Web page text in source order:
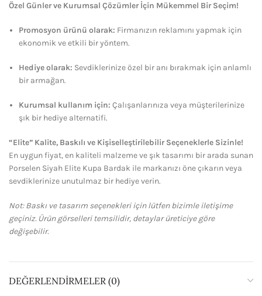
Özel Günler ve Kurumsal Çözümler İçin Mükemmel Bir Seçim!
Promosyon ürünü olarak: Firmanızın reklamını yapmak için
ekonomik ve etkili bir yöntem.
Hediye olarak: Sevdiklerinize özel bir anı bırakmak için anlamlı
bir armağan.
Kurumsal kullanım için: Çalışanlarınıza veya müşterilerinize
şık bir hediye alternatifi.
“Elite” Kalite, Baskılı ve Kişiselleştirilebilir Seçeneklerle Sizinle!
En uygun fiyat, en kaliteli malzeme ve şık tasarımı bir arada sunan
Porselen Siyah Elite Kupa Bardak ile markanızı öne çıkarın veya
sevdiklerinize unutulmaz bir hediye verin.
Not: Baskı ve tasarım seçenekleri için lütfen bizimle iletişime
geçiniz. Ürün görselleri temsilidir, detaylar üreticiye göre
değişebilir.
DEĞERLENDIRMELER (0)